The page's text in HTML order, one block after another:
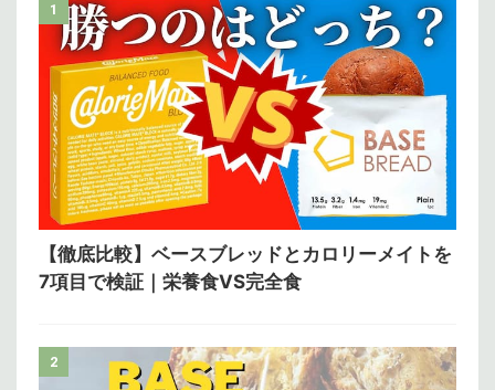
1
【徹底比較】ベースブレッドとカロリーメイトを
7項目で検証｜栄養食VS完全食
2